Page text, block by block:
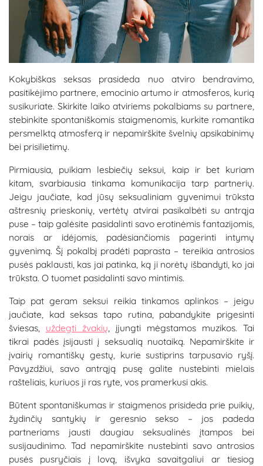
Kokybiškas seksas prasideda nuo atviro bendravimo,
pasitikėjimo partnere, emocinio artumo ir atmosferos, kurią
susikuriate. Skirkite laiko atviriems pokalbiams su partnere,
stebinkite spontaniškomis staigmenomis, kurkite romantika
persmelktą atmosferą ir nepamirškite švelnių apsikabinimų
bei prisilietimų.
Pirmiausia, puikiam lesbiečių seksui, kaip ir bet kuriam
kitam, svarbiausia tinkama komunikacija tarp partnerių.
Jeigu jaučiate, kad jūsų seksualiniam gyvenimui trūksta
aštresnių prieskonių, vertėtų atvirai pasikalbėti su antrąja
puse – taip galėsite pasidalinti savo erotinėmis fantazijomis,
norais ar idėjomis, padėsiančiomis pagerinti intymų
gyvenimą. Šį pokalbį pradėti paprasta – tereikia antrosios
pusės paklausti, kas jai patinka, ką ji norėtų išbandyti, ko jai
trūksta. O tuomet pasidalinti savo mintimis.
Taip pat geram seksui reikia tinkamos aplinkos – jeigu
jaučiate, kad seksas tapo rutina, pabandykite prigesinti
šviesas, uždegti žvakių, įjungti mėgstamos muzikos. Tai
tikrai padės įsijausti į seksualią nuotaiką. Nepamirškite ir
įvairių romantiškų gestų, kurie sustiprins tarpusavio ryšį.
Pavyzdžiui, savo antrąją pusę galite nustebinti mielais
rašteliais, kuriuos ji ras ryte, vos pramerkusi akis.
Būtent spontaniškumas ir staigmenos prisideda prie puikių,
žydinčių santykių ir geresnio sekso – jos padeda
partneriams jausti daugiau seksualinės įtampos bei
susijaudinimo. Tad nepamirškite nustebinti savo antrosios
pusės pusryčiais į lovą, išvyka savaitgaliui ar tiesiog